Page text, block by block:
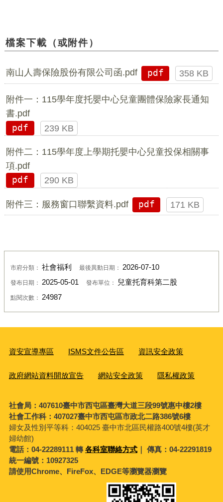
檔案下載（或附件）
南山人壽保險股份有限公司函.pdf pdf 358 KB
附件一：115學年度托嬰中心兒童團體保險家長通知
書.pdf
pdf
239 KB
附件二：115學年度上學期托嬰中心兒童投保相關事
項.pdf
pdf
290 KB
附件三：服務窗口聯繫資料.pdf pdf 171 KB
市府分類： 社會福利 最後異動日期： 2026-07-10
發布日期： 2025-05-01 發布單位： 兒童托育科第二股
點閱次數： 24987
資安宣導專區 ISMS文件公告區 資訊安全政策
政府網站資料開放宣告 網站安全政策 隱私權政策
社會局：407610臺中市西屯區臺灣大道三段99號惠中樓2樓
社會工作科：407027臺中市西屯區市政北二路386號6樓
婦女及性別平等科： 404025 臺中市北區民權路400號4樓(英才
婦幼館)
電話：04-22289111 轉各科室聯絡方式｜ 傳真：04-22291819
統一編號：10927325
請使用Chrome、FireFox、EDGE等瀏覽器瀏覽